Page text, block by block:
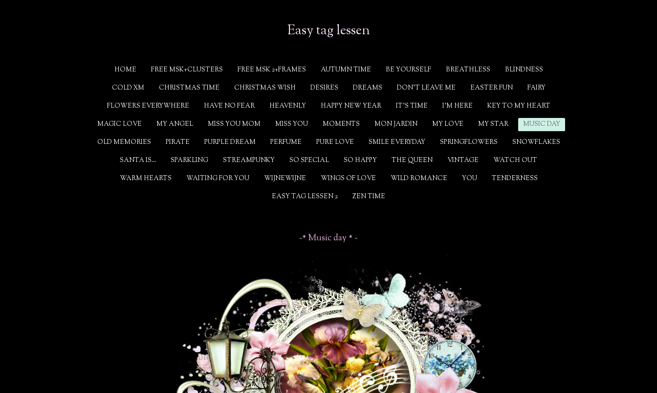
Easy tag lessen
HOME FREE MSK+CLUSTERS FREE MSK 2+FRAMES AUTUMN TIME BE YOURSELF BREATHLESS BLINDNESS
COLD XM CHRISTMAS TIME CHRISTMAS WISH DESIRES DREAMS DON'T LEAVE ME EASTER FUN FAIRY
FLOWERS EVERYWHERE HAVE NO FEAR HEAVENLY HAPPY NEW YEAR IT'S TIME I'M HERE KEY TO MY HEART
MAGIC LOVE MY ANGEL MISS YOU MOM MISS YOU MOMENTS MON JARDIN MY LOVE MY STAR MUSIC DAY
OLD MEMORIES PIRATE PURPLE DREAM PERFUME PURE LOVE SMILE EVERYDAY SPRINGFLOWERS SNOWFLAKES
SANTA IS... SPARKLING STREAMPUNKY SO SPECIAL SO HAPPY THE QUEEN VINTAGE WATCH OUT
WARM HEARTS WAITING FOR YOU WIJNEWIJNE WINGS OF LOVE WILD ROMANCE YOU TENDERNESS
EASY TAG LESSEN 2 ZEN TIME
~* Music day * ~